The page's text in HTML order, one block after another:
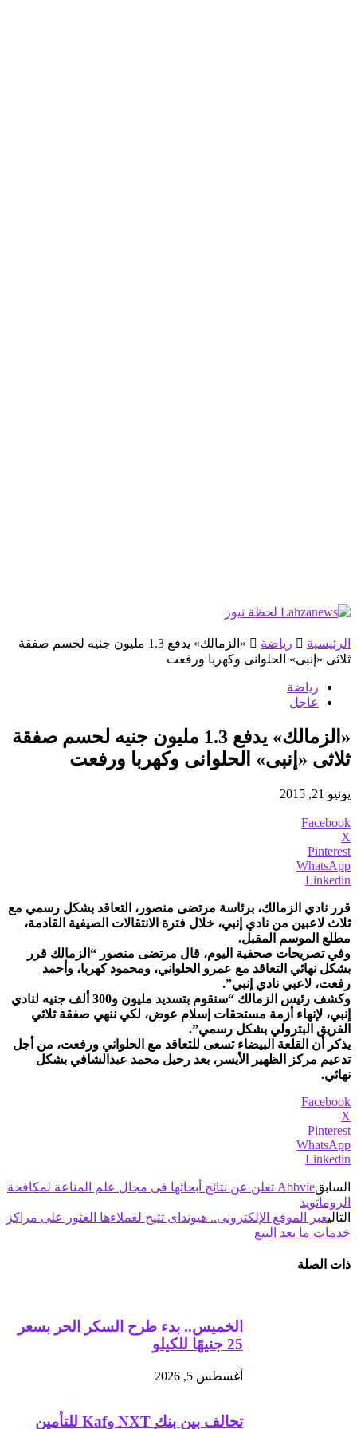
الرئيسية رياضة
«الزمالك» يدفع 1.3 مليون جنيه لحسم صفقة
ثلاثى «إنبى» الحلوانى وكهربا ورفعت
رياضة
عاجل
«الزمالك» يدفع 1.3 مليون جنيه لحسم صفقة
ثلاثى «إنبى» الحلوانى وكهربا ورفعت
يونيو 21, 2015
Facebook
X
Pinterest
WhatsApp
Linkedin
قرر نادي الزمالك، برئاسة مرتضى منصور، التعاقد بشكل رسمي مع
ثلاث لاعبين من نادي إنبي، خلال فترة الانتقالات الصيفية القادمة،
مطلع الموسم المقبل.
وفي تصريحات صحفية اليوم، قال مرتضى منصور “الزمالك قرر
بشكل نهائي التعاقد مع عمرو الحلواني، ومحمود كهربا، وأحمد
رفعت، لاعبي نادي إنبي”.
وكشف رئيس الزمالك “سنقوم بتسديد مليون و300 ألف جنيه لنادي
إنبي، لإنهاء أزمة مستحقات إسلام عوض، لكي ننهي صفقة ثلاثي
الفريق البترولي بشكل رسمي”.
يذكر أن القلعة البيضاء تسعى للتعاقد مع الحلواني ورفعت، من أجل
تدعيم مركز الظهير الأيسر، بعد رحيل محمد عبدالشافي بشكل
نهائي.
Facebook
X
Pinterest
WhatsApp
Linkedin
السابق
Abbvie تعلن عن نتائج أبحاثها فى مجال علم المناعة لمكافحة
الروماتويد
التاليعبر الموقع الإلكترونى.. هيونداى تتيح لعملاءها العثور على مراكز
خدمات ما بعد البيع
ذات الصلة
الخميس.. بدء طرح السكر الحر بسعر
25 جنيهًا للكيلو
أغسطس 5, 2026
تحالف بين بنك NXT وKaf للتأمين